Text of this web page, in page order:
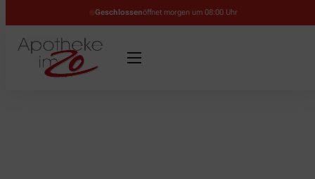
Geschlossenöffnet morgen um 08:00 Uhr